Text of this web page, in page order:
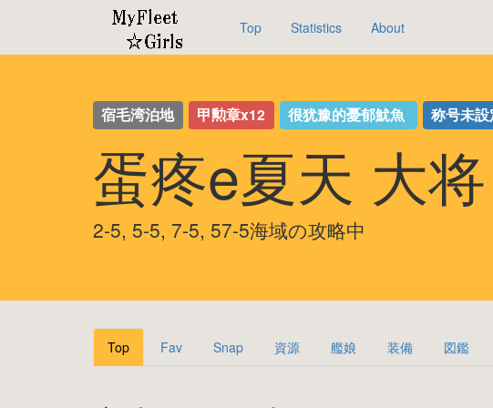
Top Statistics About
宿毛湾泊地 甲勲章x12 很犹豫的憂郁魷魚 称号未設
蛋疼e夏天 大将
2-5, 5-5, 7-5, 57-5海域の攻略中
Top Fav Snap 資源 艦娘 装備 図鑑